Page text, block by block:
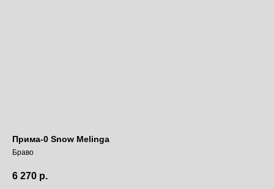
Прима-0 Snow Melinga
Браво
6 270 р.